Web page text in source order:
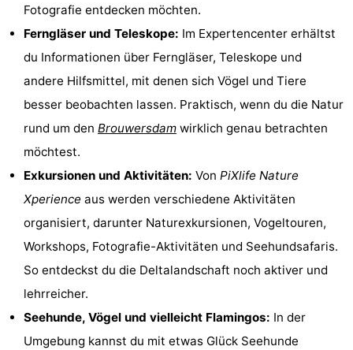
Hof
van
Haamstede
Hotels
Zimmer
(mit
Frühstück)
Lastminutes
Strand
Sehen
&
tun
-
Museen
Denkmäler
Kirchen
Mühlen
-
Fotografie entdecken möchten.
Ferngläser und Teleskope: Im Expertencenter erhältst
du Informationen über Ferngläser, Teleskope und
andere Hilfsmittel, mit denen sich Vögel und Tiere
besser beobachten lassen. Praktisch, wenn du die Natur
rund um den Brouwersdam wirklich genau betrachten
möchtest.
Exkursionen und Aktivitäten: Von PiXlife Nature
Xperience aus werden verschiedene Aktivitäten
organisiert, darunter Naturexkursionen, Vogeltouren,
Workshops, Fotografie-Aktivitäten und Seehundsafaris.
So entdeckst du die Deltalandschaft noch aktiver und
lehrreicher.
Seehunde, Vögel und vielleicht Flamingos: In der
Umgebung kannst du mit etwas Glück Seehunde